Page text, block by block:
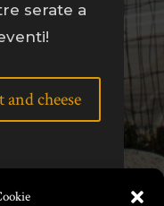
serate a
cheese